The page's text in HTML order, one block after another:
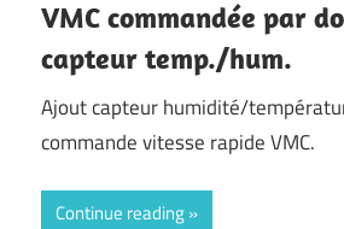
VMC commandée par
capteur temp./hum.
Ajout capteur humidité/
commande vitesse rapide VMC.
Continue reading